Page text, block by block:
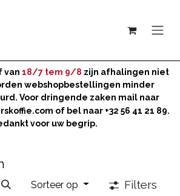
van 18/7 tem 9/8 zijn afhalingen niet
webshopbestellingen minder
Voor dringende zaken mail naar
of bel naar +32 56 41 21 89.
voor uw begrip.
Sorteer op Filters